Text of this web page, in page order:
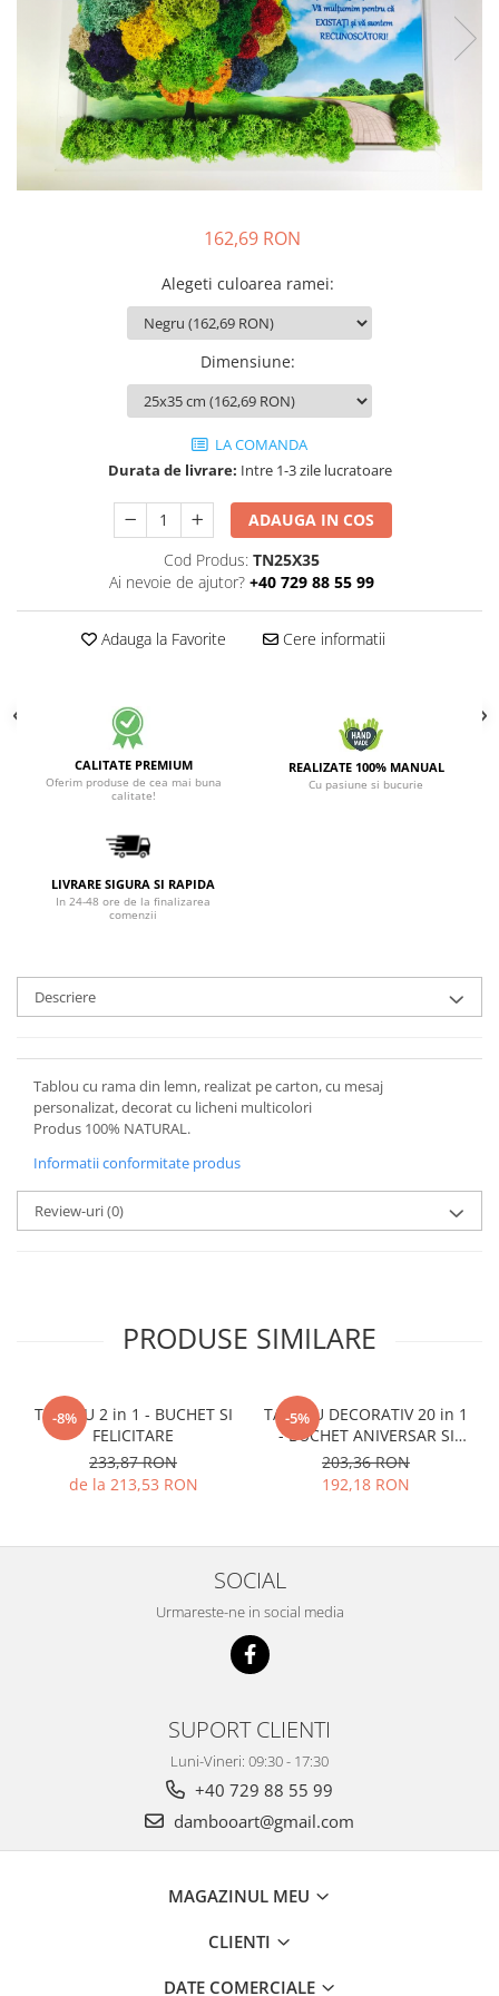
162,69 RON
Alegeti culoarea ramei:
Dimensiune:
LA COMANDA
Durata de livrare: Intre 1-3 zile lucratoare
ADAUGA IN COS
Cod Produs: TN25X35
Ai nevoie de ajutor? +40 729 88 55 99
Adauga la Favorite Cere informatii
CALITATE PREMIUM
Oferim produse de cea mai buna
calitate!
REALIZATE 100% MANUAL
Cu pasiune si bucurie
LIVRARE SIGURA SI RAPIDA
In 24-48 ore de la finalizarea
comenzii
Descriere
Tablou cu rama din lemn, realizat pe carton, cu mesaj
personalizat, decorat cu licheni multicolori
Produs 100% NATURAL.
Informatii conformitate produs
Review-uri(0)
PRODUSE SIMILARE
-8%
TABLOU 2 in 1 - BUCHET SI
FELICITARE
233,87 RON
de la 213,53 RON
-5%
TABLOU DECORATIV 20 in 1
- BUCHET ANIVERSAR SI
FELICITARE
203,36 RON
192,18 RON
SOCIAL
Urmareste-ne in social media
SUPORT CLIENTI
Luni-Vineri: 09:30 - 17:30
+40 729 88 55 99
dambooart@gmail.com
MAGAZINUL MEU
CLIENTI
DATE COMERCIALE